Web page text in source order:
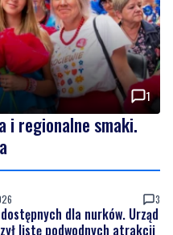
1
i regionalne smaki.
3
dla nurków. Urząd
listę podwodnych atrakcji